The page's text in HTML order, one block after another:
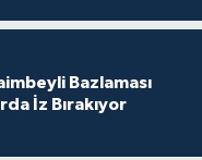
Bazlaması
İz Bırakıyor